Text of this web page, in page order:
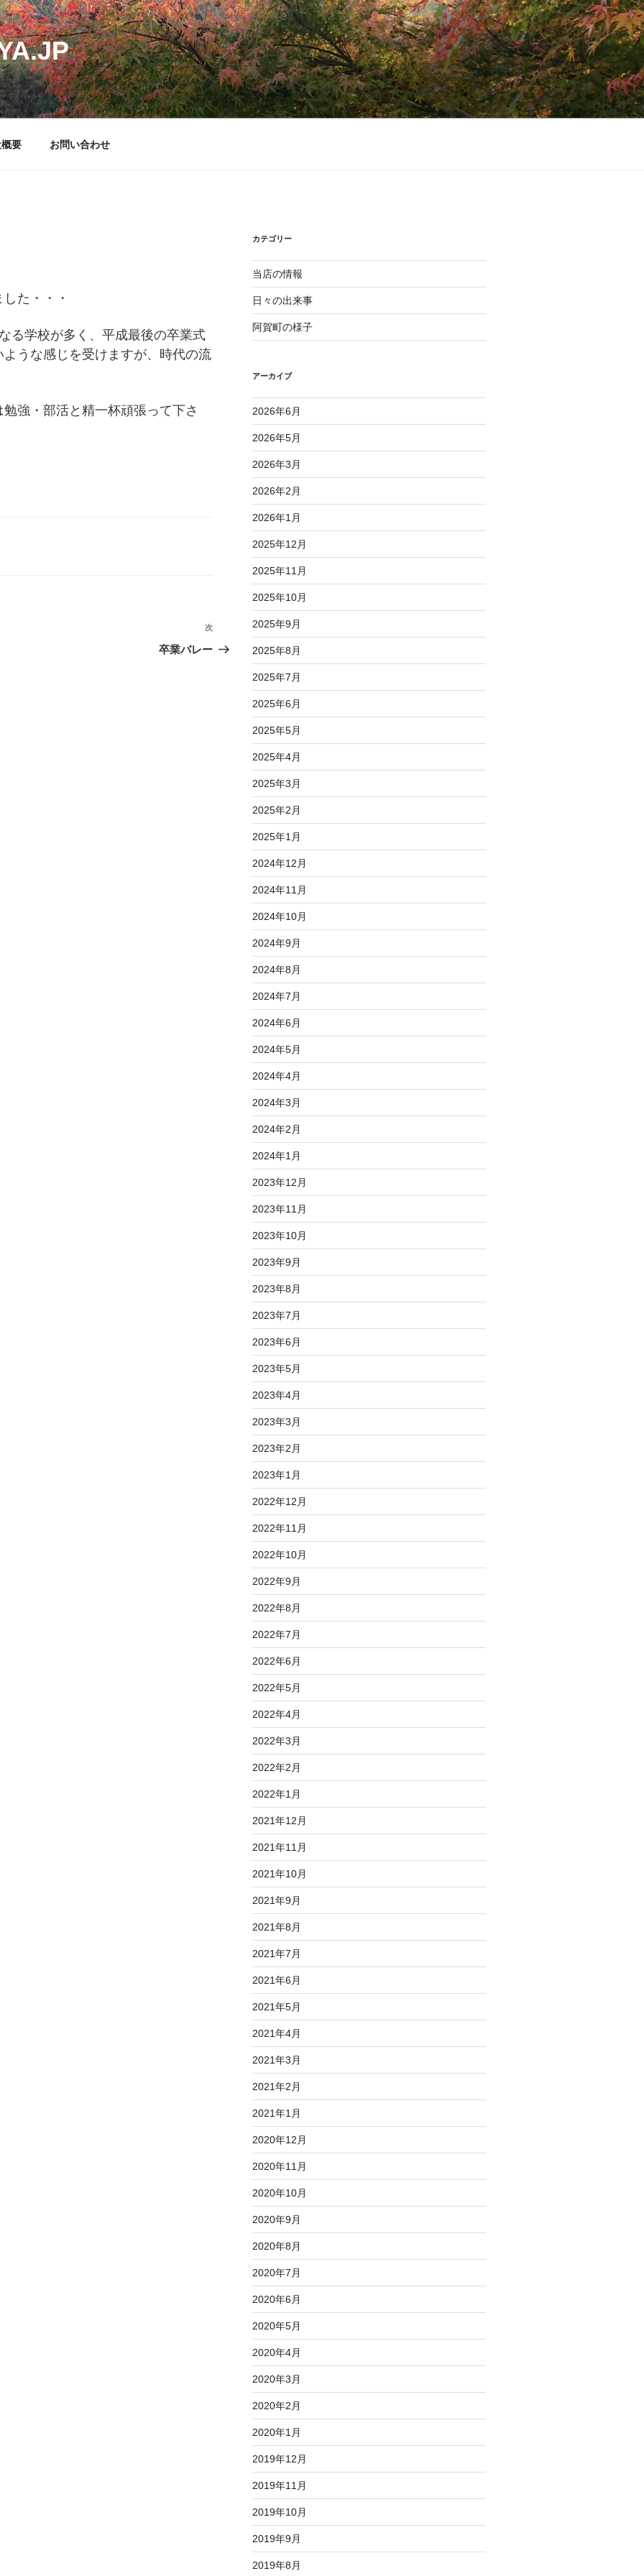
要 お問い合わせ
た・・・
る学校が多く、平成最後の卒業式
うな感じを受けますが、時代の流
強・部活と精一杯頑張って下さ
の
次
卒業バレー
カテゴリー
当店の情報
日々の出来事
阿賀町の様子
アーカイブ
2026年6月
2026年5月
2026年3月
2026年2月
2026年1月
2025年12月
2025年11月
2025年10月
2025年9月
2025年8月
2025年7月
2025年6月
2025年5月
2025年4月
2025年3月
2025年2月
2025年1月
2024年12月
2024年11月
2024年10月
2024年9月
2024年8月
2024年7月
2024年6月
2024年5月
2024年4月
2024年3月
2024年2月
2024年1月
2023年12月
2023年11月
2023年10月
2023年9月
2023年8月
2023年7月
2023年6月
2023年5月
2023年4月
2023年3月
2023年2月
2023年1月
2022年12月
2022年11月
2022年10月
2022年9月
2022年8月
2022年7月
2022年6月
2022年5月
2022年4月
2022年3月
2022年2月
2022年1月
2021年12月
2021年11月
2021年10月
2021年9月
2021年8月
2021年7月
2021年6月
2021年5月
2021年4月
2021年3月
2021年2月
2021年1月
2020年12月
2020年11月
2020年10月
2020年9月
2020年8月
2020年7月
2020年6月
2020年5月
2020年4月
2020年3月
2020年2月
2020年1月
2019年12月
2019年11月
2019年10月
2019年9月
2019年8月